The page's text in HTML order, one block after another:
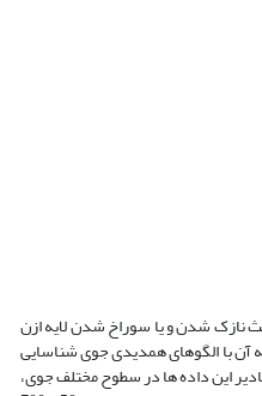
نازک شدن و یا سوراخ شدن لایه ازن
آن با الگوهای همدیدی جوی شناسایی
50 تا 700 هکتوپاسکال استفاده شده است. مقادیر این داده ها در سطوح مختلف جوی،